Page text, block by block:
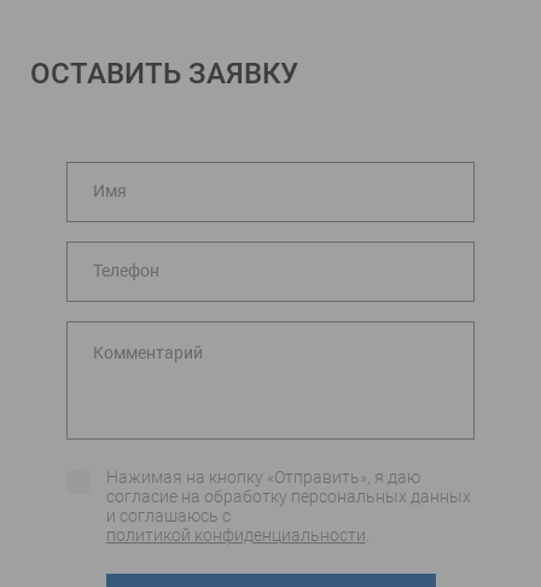
ОСТАВИТЬ ЗАЯВКУ
Имя
Телефон
Нажимая на кнопку «Отправить», я даю
согласие на обработку персональных данных
и соглашаюсь c
политикой конфиденциальности.